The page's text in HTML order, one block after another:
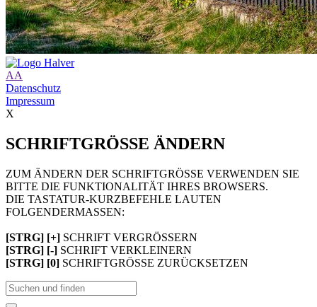
AA
Datenschutz
Impressum
X
SCHRIFTGRÖSSE ÄNDERN
ZUM ÄNDERN DER SCHRIFTGRÖSSE VERWENDEN SIE
BITTE DIE FUNKTIONALITÄT IHRES BROWSERS.
DIE TASTATUR-KURZBEFEHLE LAUTEN
FOLGENDERMASSEN:
[STRG] [+] SCHRIFT VERGRÖSSERN
[STRG] [-] SCHRIFT VERKLEINERN
[STRG] [0] SCHRIFTGRÖSSE ZURÜCKSETZEN